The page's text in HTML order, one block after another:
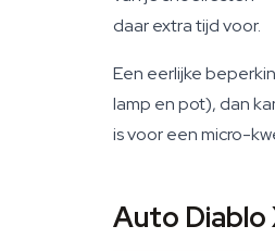
daar extra tijd voor.
Een eerlijke
lamp en pot), dan
is voor een micro-
Auto